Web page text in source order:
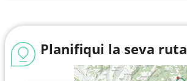
Planifiqui la seva ruta